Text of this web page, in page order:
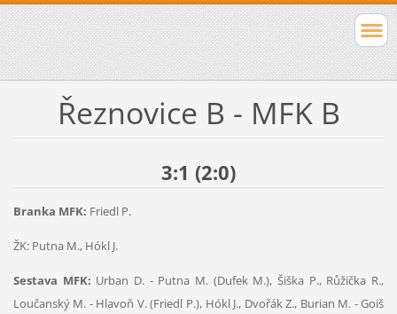
Řeznovice B - MFK B
3:1 (2:0)
Branka MFK: Friedl P.
ŽK: Putna M., Hókl J.
Sestava MFK: Urban D. - Putna M. (Dufek M.), Šiška P., Růžička R.,
Loučanský M. - Hlavoň V. (Friedl P.), Hókl J., Dvořák Z., Burian M. - Goiš